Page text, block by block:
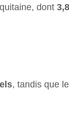
dont
, tandis que